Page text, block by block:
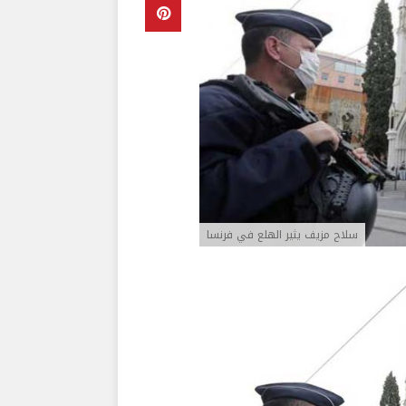
سلاح مزيف يثير الهلع في فرنسا